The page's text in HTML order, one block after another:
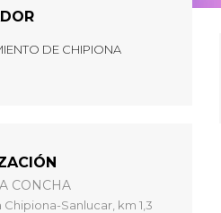
DE CHIPIONA
CONCHA
Sanlucar, km 1,3